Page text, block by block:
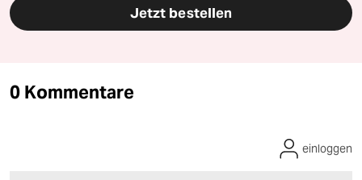
Jetzt bestellen
0 Kommentare
einloggen